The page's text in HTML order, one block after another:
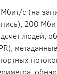
с (на
200
людей,